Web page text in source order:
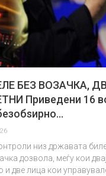
БЕЗ ВОЗАЧКА,
Приведени 16
низ државата
дозвола, меѓу кои
и две лица кои